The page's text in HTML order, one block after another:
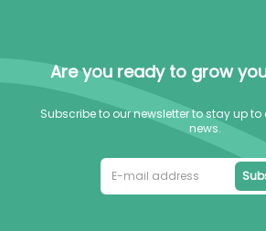
Are you ready to grow
Subscribe to our newsletter to stay up
news.